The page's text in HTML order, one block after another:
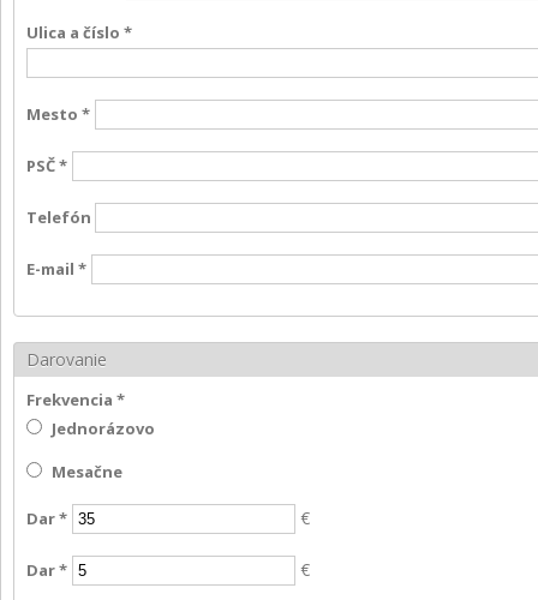
Ulica a číslo *
Mesto *
PSČ*
Telefón
E-mail *
Darovanie
Frekvencia *
Jednorázovo
Mesačne
Dar* €
Dar* €